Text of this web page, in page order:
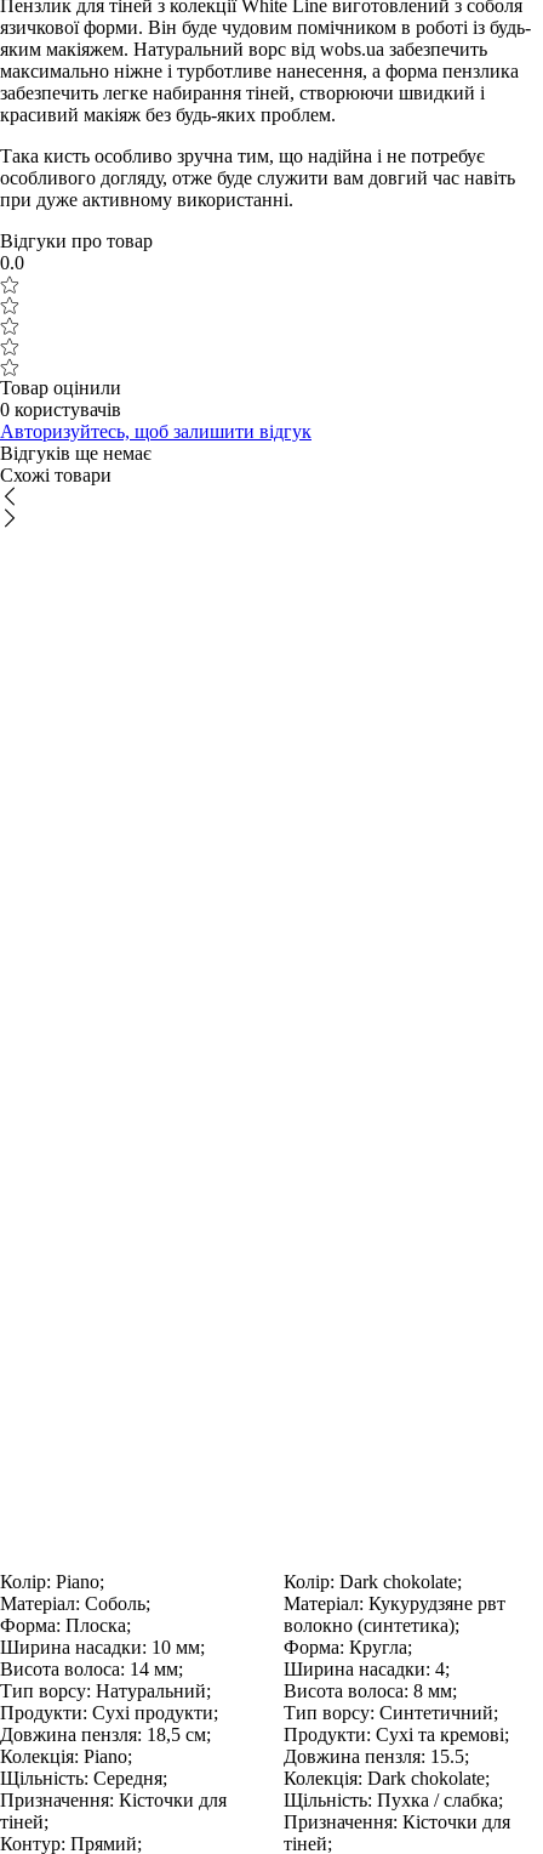
Пензлик для тіней з колекції White Line виготовлений з соболя
язичкової форми. Він буде чудовим помічником в роботі із будь-
яким макіяжем. Натуральний ворс від wobs.ua забезпечить
максимально ніжне і турботливе нанесення, а форма пензлика
забезпечить легке набирання тіней, створюючи швидкий і
красивий макіяж без будь-яких проблем.
Така кисть особливо зручна тим, що надійна і не потребує
особливого догляду, отже буде служити вам довгий час навіть
при дуже активному використанні.
Відгуки про товар
0.0
Товар оцінили
0 користувачів
Авторизуйтесь, щоб залишити відгук
Відгуків ще немає
Схожі товари
Колір: Piano;
Матеріал: Соболь;
Форма: Плоска;
Ширина насадки: 10 мм;
Висота волоса: 14 мм;
Тип ворсу: Натуральний;
Продукти: Сухі продукти;
Довжина пензля: 18,5 см;
Колекція: Piano;
Щільність: Середня;
Призначення: Кісточки для
тіней;
Контур: Прямий;
Колір: Dark chokolate;
Матеріал: Кукурудзяне рвт
волокно (синтетика);
Форма: Кругла;
Ширина насадки: 4;
Висота волоса: 8 мм;
Тип ворсу: Синтетичний;
Продукти: Сухі та кремові;
Довжина пензля: 15.5;
Колекція: Dark chokolate;
Щільність: Пухка / слабка;
Призначення: Кісточки для
тіней;